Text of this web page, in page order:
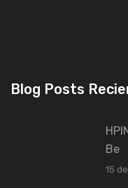
Blog Posts
Be
15